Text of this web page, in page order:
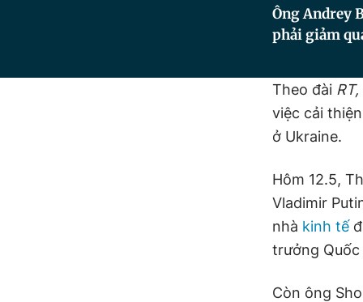
Ông Andrey
phải giảm
Theo đài RT,
việc cải
ở Ukraine.
Hôm 12.5,
Vladimir
nhà kinh tế
trưởng Quốc
Còn ông